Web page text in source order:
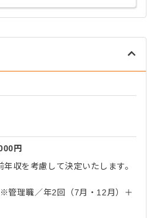
円
収を考慮して決定いたします。
理職／年2回（7月・12月）＋